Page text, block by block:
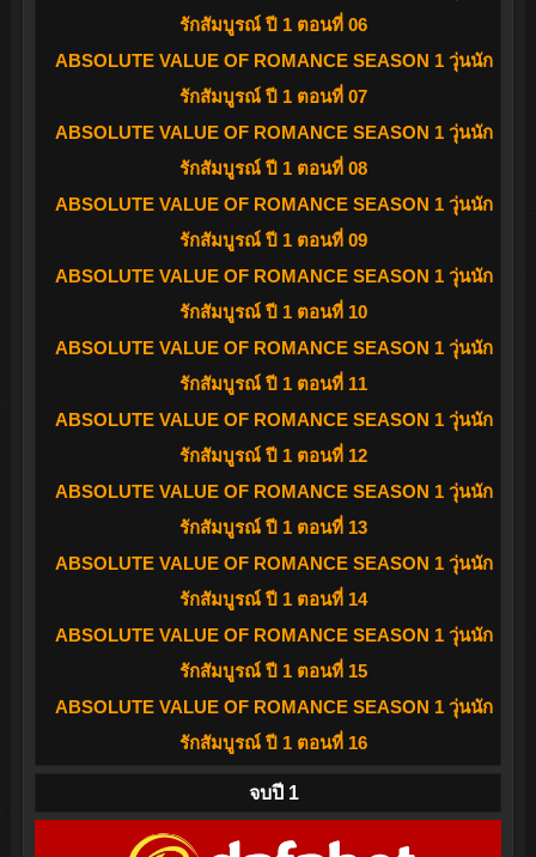
รักสัมบูรณ์ ปี 1 ตอนที่ 06
ABSOLUTE VALUE OF ROMANCE SEASON 1 วุ่นนัก
รักสัมบูรณ์ ปี 1 ตอนที่ 07
ABSOLUTE VALUE OF ROMANCE SEASON 1 วุ่นนัก
รักสัมบูรณ์ ปี 1 ตอนที่ 08
ABSOLUTE VALUE OF ROMANCE SEASON 1 วุ่นนัก
รักสัมบูรณ์ ปี 1 ตอนที่ 09
ABSOLUTE VALUE OF ROMANCE SEASON 1 วุ่นนัก
รักสัมบูรณ์ ปี 1 ตอนที่ 10
ABSOLUTE VALUE OF ROMANCE SEASON 1 วุ่นนัก
รักสัมบูรณ์ ปี 1 ตอนที่ 11
ABSOLUTE VALUE OF ROMANCE SEASON 1 วุ่นนัก
รักสัมบูรณ์ ปี 1 ตอนที่ 12
ABSOLUTE VALUE OF ROMANCE SEASON 1 วุ่นนัก
รักสัมบูรณ์ ปี 1 ตอนที่ 13
ABSOLUTE VALUE OF ROMANCE SEASON 1 วุ่นนัก
รักสัมบูรณ์ ปี 1 ตอนที่ 14
ABSOLUTE VALUE OF ROMANCE SEASON 1 วุ่นนัก
รักสัมบูรณ์ ปี 1 ตอนที่ 15
ABSOLUTE VALUE OF ROMANCE SEASON 1 วุ่นนัก
รักสัมบูรณ์ ปี 1 ตอนที่ 16
จบปี 1